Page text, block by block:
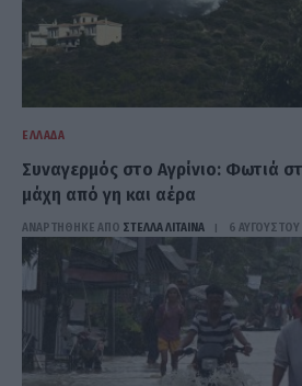
ΕΛΛΆΔΑ
Συναγερμός στο Αγρίνιο: Φωτιά
μάχη από γη και αέρα
ΑΝΑΡΤΗΘΗΚΕ ΑΠΟ ΣΤΈΛΛΑ ΛΊΤΑΙΝΑ 6 ΑΥΓΟΎΣΤΟΥ